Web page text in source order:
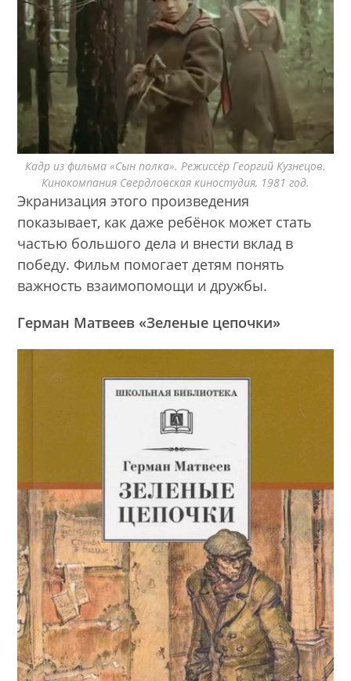
Кадр из фильма «Сын полка». Режиссёр Георгий Кузнецов.
Кинокомпания Свердловская киностудия, 1981 год.
Экранизация этого произведения
показывает, как даже ребёнок может стать
частью большого дела и внести вклад в
победу. Фильм помогает детям понять
важность взаимопомощи и дружбы.
Герман Матвеев «Зеленые цепочки»